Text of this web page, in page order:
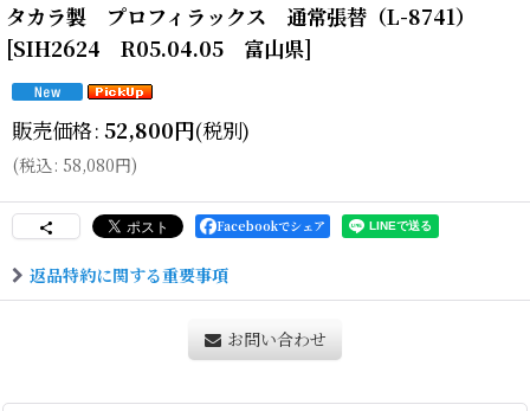
タカラ製 プロフィラックス 通常張替（L-8741）
[SIH2624 R05.04.05 富山県]
販売価格: 52,800円(税別)
(税込: 58,080円)
Facebookでシェア
返品特約に関する重要事項
お問い合わせ